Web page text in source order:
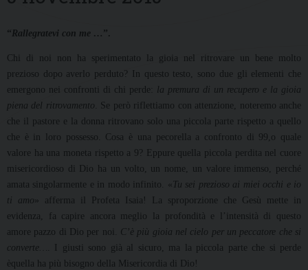
“Rallegratevi con me … ”.
Chi di noi non ha sperimentato la gioia nel ritrovare un bene molto
prezioso dopo averlo perduto? In questo testo, sono due gli elementi che
emergono nei confronti di chi perde: la premura di un recupero e la gioia
piena del ritrovamento . Se però riflettiamo con attenzione, noteremo anche
che il pastore e la donna ritrovano solo una piccola parte rispetto a quello
che è in loro possesso. Cosa è una pecorella a confronto di 99,o quale
valore ha una moneta rispetto a 9? Eppure quella piccola perdita nel cuore
misericordioso di Dio ha un volto, un nome, un valore immenso, perché
amata singolarmente e in modo infinito. « Tu sei prezioso ai miei occhi e io
ti amo » afferma il Profeta Isaia! La sproporzione che Gesù mette in
evidenza, fa capire ancora meglio la profondità e l’intensità di questo
amore pazzo di Dio per noi. C’è più gioia nel cielo per un peccatore che si
converte… . I giusti sono già al sicuro, ma la piccola parte che si perde
èquella ha più bisogno della Misericordia di Dio!